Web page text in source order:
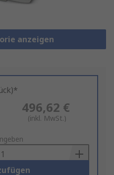
anzeigen
496,62 €
(inkl. MwSt.)